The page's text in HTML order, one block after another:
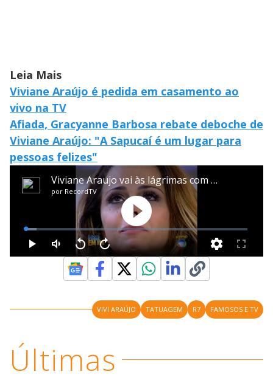
Leia Mais
Viviane Araújo é pedida em casamento ao
vivo na TV
Afiada, Gracyanne Barbosa rebate deboche de
Viviane Araújo: "A Sapucaí é um lugar para
pessoas felizes"
VIVI ARAÚJO TATUAGEM R7 FAMOSOS E TV
Últimas